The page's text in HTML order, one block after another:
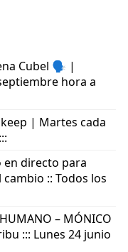
Cubel 🗣️ |
hora a
| Martes cada
en directo para
:: Todos los
– MÓNICO
::: Lunes 24 junio